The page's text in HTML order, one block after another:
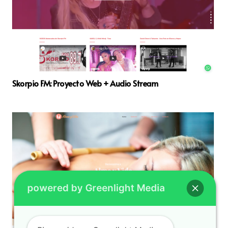
Skorpio FM: Proyecto Web + Audio Stream
powered by Greenlight Media